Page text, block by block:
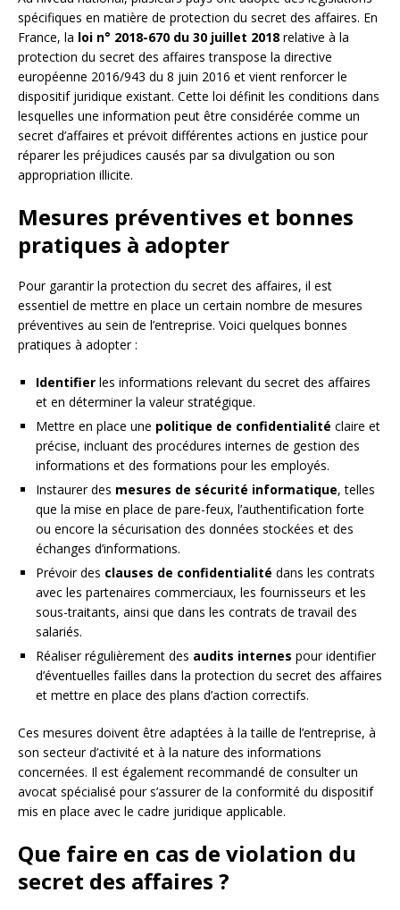
spécifiques en matière de protection du secret des affaires. En
France, la loi n° 2018-670 du 30 juillet 2018 relative à la
protection du secret des affaires transpose la directive
européenne 2016/943 du 8 juin 2016 et vient renforcer le
dispositif juridique existant. Cette loi définit les conditions dans
lesquelles une information peut être considérée comme un
secret d’affaires et prévoit différentes actions en justice pour
réparer les préjudices causés par sa divulgation ou son
appropriation illicite.
Mesures préventives et bonnes
pratiques à adopter
Pour garantir la protection du secret des affaires, il est
essentiel de mettre en place un certain nombre de mesures
préventives au sein de l’entreprise. Voici quelques bonnes
pratiques à adopter :
Identifier les informations relevant du secret des affaires
et en déterminer la valeur stratégique.
Mettre en place une politique de confidentialité claire et
précise, incluant des procédures internes de gestion des
informations et des formations pour les employés.
Instaurer des mesures de sécurité informatique, telles
que la mise en place de pare-feux, l’authentification forte
ou encore la sécurisation des données stockées et des
échanges d’informations.
Prévoir des clauses de confidentialité dans les contrats
avec les partenaires commerciaux, les fournisseurs et les
sous-traitants, ainsi que dans les contrats de travail des
salariés.
Réaliser régulièrement des audits internes pour identifier
d’éventuelles failles dans la protection du secret des affaires
et mettre en place des plans d’action correctifs.
Ces mesures doivent être adaptées à la taille de l’entreprise, à
son secteur d’activité et à la nature des informations
concernées. Il est également recommandé de consulter un
avocat spécialisé pour s’assurer de la conformité du dispositif
mis en place avec le cadre juridique applicable.
Que faire en cas de violation du
secret des affaires ?